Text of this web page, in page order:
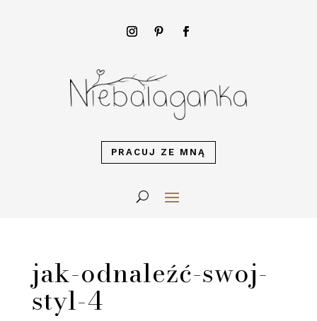
PRACUJ ZE MNĄ
jak-odnaleźć-swoj-
styl-4